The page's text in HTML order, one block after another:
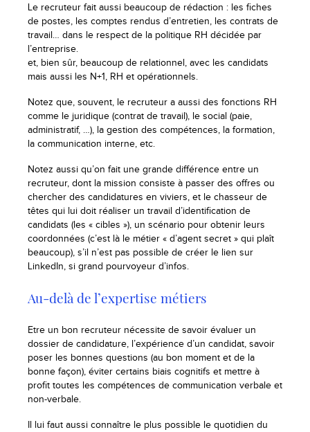
Le recruteur fait aussi beaucoup de rédaction : les fiches
de postes, les comptes rendus d’entretien, les contrats de
travail… dans le respect de la politique RH décidée par
l’entreprise.
et, bien sûr, beaucoup de relationnel, avec les candidats
mais aussi les N+1, RH et opérationnels.
Notez que, souvent, le recruteur a aussi des fonctions RH
comme le juridique (contrat de travail), le social (paie,
administratif, …), la gestion des compétences, la formation,
la communication interne, etc.
Notez aussi qu’on fait une grande différence entre un
recruteur, dont la mission consiste à passer des offres ou
chercher des candidatures en viviers, et le chasseur de
têtes qui lui doit réaliser un travail d’identification de
candidats (les « cibles »), un scénario pour obtenir leurs
coordonnées (c’est là le métier « d’agent secret » qui plaît
beaucoup), s’il n’est pas possible de créer le lien sur
LinkedIn, si grand pourvoyeur d’infos.
Au-delà de l’expertise métiers
Etre un bon recruteur nécessite de savoir évaluer un
dossier de candidature, l’expérience d’un candidat, savoir
poser les bonnes questions (au bon moment et de la
bonne façon), éviter certains biais cognitifs et mettre à
profit toutes les compétences de communication verbale et
non-verbale.
Il lui faut aussi connaître le plus possible le quotidien du